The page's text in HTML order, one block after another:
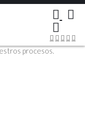
sus opiniones son muy
procesos.